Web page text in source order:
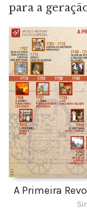
para a
A Primeira